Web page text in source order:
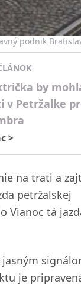
podnik
by
v Petržalke
>
na trati a
petržalskej
Vianoc tá
je